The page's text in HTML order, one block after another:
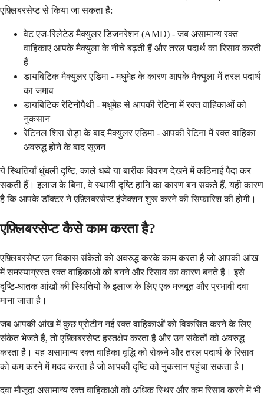
एफ़्लिबरसेप्ट से किया जा सकता है:
वेट एज-रिलेटेड मैक्युलर डिजनरेशन (AMD) - जब असामान्य रक्त
वाहिकाएं आपके मैक्युला के नीचे बढ़ती हैं और तरल पदार्थ का रिसाव करती
हैं
डायबिटिक मैक्युलर एडिमा - मधुमेह के कारण आपके मैक्युला में तरल पदार्थ
का जमाव
डायबिटिक रेटिनोपैथी - मधुमेह से आपकी रेटिना में रक्त वाहिकाओं को
नुकसान
रेटिनल शिरा रोड़ा के बाद मैक्युलर एडिमा - आपकी रेटिना में रक्त वाहिका
अवरुद्ध होने के बाद सूजन
ये स्थितियाँ धुंधली दृष्टि, काले धब्बे या बारीक विवरण देखने में कठिनाई पैदा कर
सकती हैं। इलाज के बिना, वे स्थायी दृष्टि हानि का कारण बन सकते हैं, यही कारण
है कि आपके डॉक्टर ने एफ़्लिबरसेप्ट इंजेक्शन शुरू करने की सिफारिश की होगी।
एफ़्लिबरसेप्ट कैसे काम करता है?
एफ़्लिबरसेप्ट उन विकास संकेतों को अवरुद्ध करके काम करता है जो आपकी आंख
में समस्याग्रस्त रक्त वाहिकाओं को बनने और रिसाव का कारण बनते हैं। इसे
दृष्टि-घातक आंखों की स्थितियों के इलाज के लिए एक मजबूत और प्रभावी दवा
माना जाता है।
जब आपकी आंख में कुछ प्रोटीन नई रक्त वाहिकाओं को विकसित करने के लिए
संकेत भेजते हैं, तो एफ़्लिबरसेप्ट हस्तक्षेप करता है और उन संकेतों को अवरुद्ध
करता है। यह असामान्य रक्त वाहिका वृद्धि को रोकने और तरल पदार्थ के रिसाव
को कम करने में मदद करता है जो आपकी दृष्टि को नुकसान पहुंचा सकता है।
दवा मौजूदा असामान्य रक्त वाहिकाओं को अधिक स्थिर और कम रिसाव करने में भी